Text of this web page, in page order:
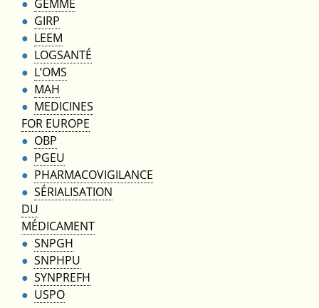
GEMME
GIRP
LEEM
LOGSANTÉ
L’OMS
MAH
MEDICINES
FOR EUROPE
OBP
PGEU
PHARMACOVIGILANCE
SÉRIALISATION
DU
MÉDICAMENT
SNPGH
SNPHPU
SYNPREFH
USPO